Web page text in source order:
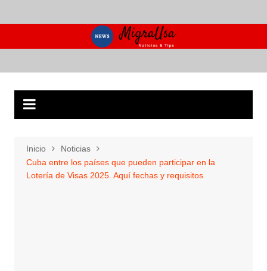
al
Inicio
Noticias
Cuba entre los países que pueden participar en la
Lotería de Visas 2025. Aquí fechas y requisitos